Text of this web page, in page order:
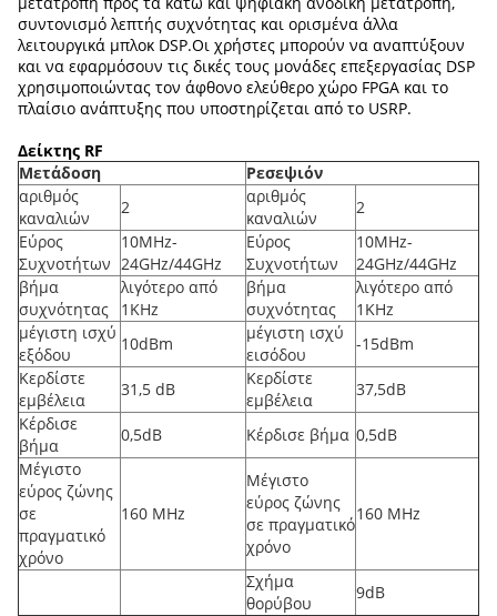
συντονισμό λεπτής συχνότητας και ορισμένα άλλα
λειτουργικά μπλοκ DSP.Οι χρήστες μπορούν να αναπτύξουν
και να εφαρμόσουν τις δικές τους μονάδες επεξεργασίας DSP
χρησιμοποιώντας τον άφθονο ελεύθερο χώρο FPGA και το
πλαίσιο ανάπτυξης που υποστηρίζεται από το USRP.
Δείκτης RF
Μετάδοση
Ρεσεψιόν
αριθμός
καναλιών
2
αριθμός
καναλιών
2
Εύρος
Συχνοτήτων
10MHz-
24GHz/44GHz
Εύρος
Συχνοτήτων
10MHz-
24GHz/44GHz
βήμα
συχνότητας
λιγότερο από
1KHz
βήμα
συχνότητας
λιγότερο από
1KHz
μέγιστη ισχύ
εξόδου
10dBm
μέγιστη ισχύ
εισόδου
-15dBm
Κερδίστε
εμβέλεια
31,5 dB
Κερδίστε
εμβέλεια
37,5dB
Κέρδισε
βήμα
0,5dB Κέρδισε βήμα 0,5dB
Μέγιστο
εύρος ζώνης
σε
πραγματικό
χρόνο
160 MHz
Μέγιστο
εύρος ζώνης
σε πραγματικό
χρόνο
160 MHz
Σχήμα
θορύβου
9dB